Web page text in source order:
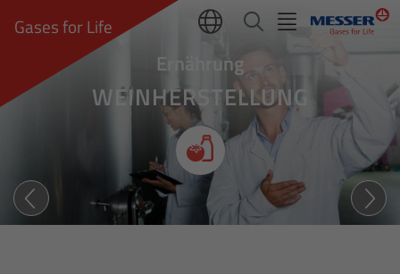
Gases for Life
Ernährung
WEINHERSTELLUNG
Fruchtig in die Flasche